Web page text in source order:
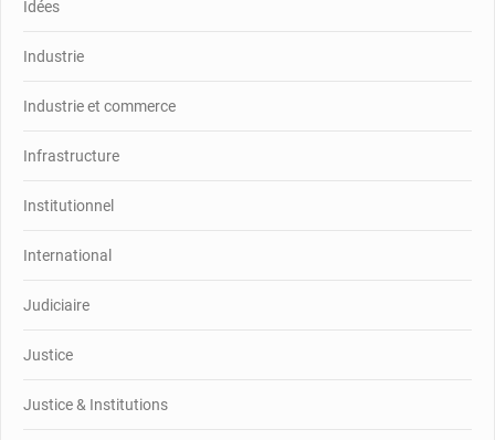
Idées
Industrie
Industrie et commerce
Infrastructure
Institutionnel
International
Judiciaire
Justice
Justice & Institutions